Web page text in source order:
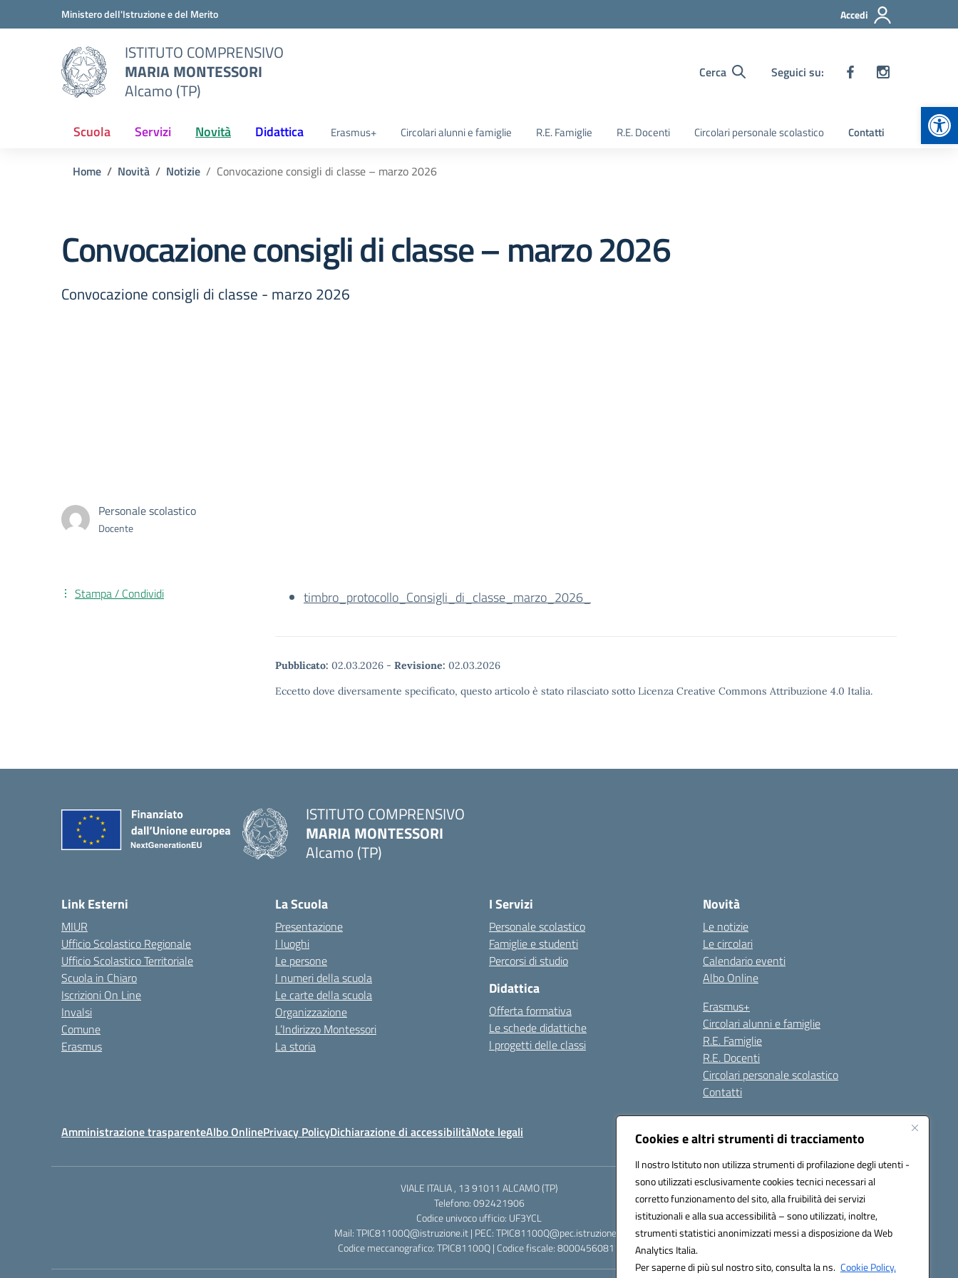
Cookies e altri strumenti di tracciamento
Il nostro Istituto non utilizza strumenti di profilazione degli utenti -
sono utilizzati esclusivamente cookies tecnici necessari al
corretto funzionamento del sito, alla fruibilità dei servizi
istituzionali e alla sua accessibilità – sono utilizzati, inoltre,
strumenti statistici anonimizzati messi a disposizione da Web
Analytics Italia.
Per saperne di più sul nostro sito, consulta la ns. Cookie Policy.
Vai ai contenuti
Vai al menu di navigazioneMinistero dell'Istruzione e del Merito Accedi
ISTITUTO COMPRENSIVO
MARIA MONTESSORI
Alcamo (TP)
Cerca Seguici su:
Scuola Servizi Novità Didattica Erasmus+ Circolari alunni e famiglie R.E. Famiglie R.E. Docenti Circolari personale scolastico Contatti
Home Novità Notizie Convocazione consigli di classe – marzo 2026
Convocazione consigli di classe – marzo 2026
Convocazione consigli di classe - marzo 2026
Personale scolastico
Docente
timbro_protocollo_Consigli_di_classe_marzo_2026_
Pubblicato: 02.03.2026 - Revisione: 02.03.2026
Eccetto dove diversamente specificato, questo articolo è stato rilasciato sotto Licenza Creative Commons Attribuzione 4.0 Italia.
Stampa / Condividi
ISTITUTO COMPRENSIVO
MARIA MONTESSORI
Alcamo (TP)
Link Esterni
MIUR
Ufficio Scolastico Regionale
Ufficio Scolastico Territoriale
Scuola in Chiaro
Iscrizioni On Line
Invalsi
Comune
Erasmus
La Scuola
Presentazione
I luoghi
Le persone
I numeri della scuola
Le carte della scuola
Organizzazione
L’Indirizzo Montessori
La storia
I Servizi
Personale scolastico
Famiglie e studenti
Percorsi di studio
Didattica
Offerta formativa
Le schede didattiche
I progetti delle classi
Novità
Le notizie
Le circolari
Calendario eventi
Albo Online
Erasmus+
Circolari alunni e famiglie
R.E. Famiglie
R.E. Docenti
Circolari personale scolastico
Contatti
Amministrazione trasparenteAlbo OnlinePrivacy PolicyDichiarazione di accessibilitàNote legali Seguici su:
VIALE ITALIA , 13 91011 ALCAMO (TP)
Telefono: 092421906
Codice univoco ufficio: UF3YCL
Mail: TPIC81100Q@istruzione.it | PEC: TPIC81100Q@pec.istruzione.it
Codice meccanografico: TPIC81100Q | Codice fiscale: 80004560811